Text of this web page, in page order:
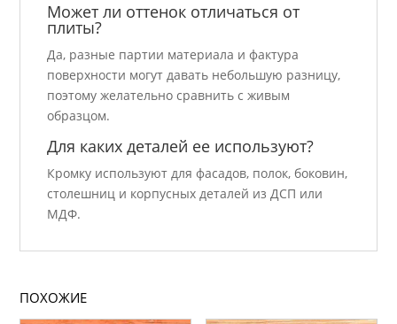
Может ли оттенок отличаться от
плиты?
Да, разные партии материала и фактура
поверхности могут давать небольшую разницу,
поэтому желательно сравнить с живым
образцом.
Для каких деталей ее используют?
Кромку используют для фасадов, полок, боковин,
столешниц и корпусных деталей из ДСП или
МДФ.
ПОХОЖИЕ